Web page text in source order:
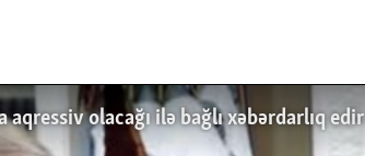
olacağı ilə bağlı xəbərdarlıq edir